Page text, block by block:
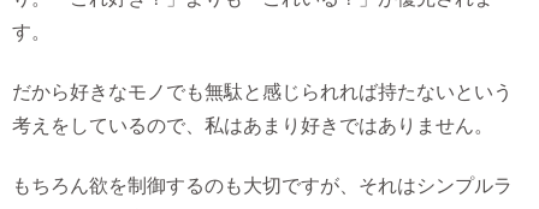
す。
だから好きなモノでも無駄と感じられれば持たないという
考えをしているので、私はあまり好きではありません。
もちろん欲を制御するのも大切ですが、それはシンプルラ